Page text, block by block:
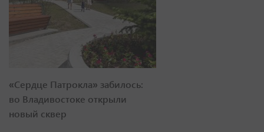
«Сердце Патрокла» забилось:
во Владивостоке открыли
новый сквер